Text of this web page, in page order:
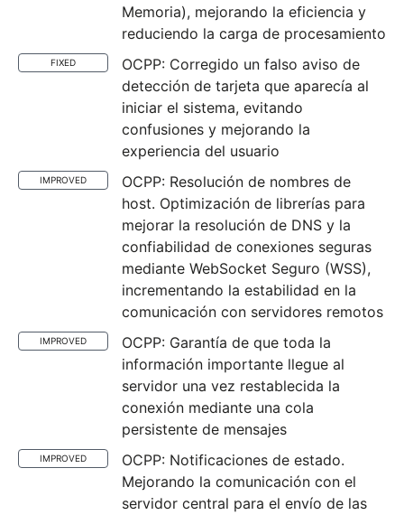
Memoria), mejorando la eficiencia y
reduciendo la carga de procesamiento
FIXED
OCPP: Corregido un falso aviso de
detección de tarjeta que aparecía al
iniciar el sistema, evitando
confusiones y mejorando la
experiencia del usuario
IMPROVED
OCPP: Resolución de nombres de
host. Optimización de librerías para
mejorar la resolución de DNS y la
confiabilidad de conexiones seguras
mediante WebSocket Seguro (WSS),
incrementando la estabilidad en la
comunicación con servidores remotos
IMPROVED
OCPP: Garantía de que toda la
información importante llegue al
servidor una vez restablecida la
conexión mediante una cola
persistente de mensajes
IMPROVED
OCPP: Notificaciones de estado.
Mejorando la comunicación con el
servidor central para el envío de las